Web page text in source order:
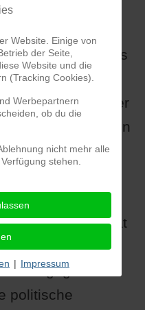
die
zum Land
1947 erlangte das
und
Der
Teile aufgeteilt: In
Indien und den
Staat Pakistan.
Spaltung
der neue Staat
und
gegründete
politische
Website. Einige von
der Seite,
Website und die
(Tracking Cookies).
Werbepartnern
ob du die
nicht mehr alle
stehen.
| Impressum